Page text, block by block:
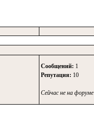
Сообщений: 1
Репутация: 10
Сейчас не на форуме